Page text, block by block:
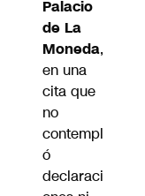
Palacio
de La
Moneda,
en una
cita que
no
contempl
ó
declaraci